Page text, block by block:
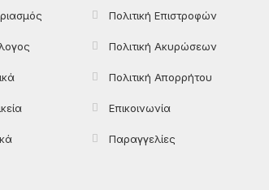
Πολιτική Επιστροφών
Πολιτική Ακυρώσεων
Πολιτική Απορρήτου
Επικοινωνία
Παραγγελίες